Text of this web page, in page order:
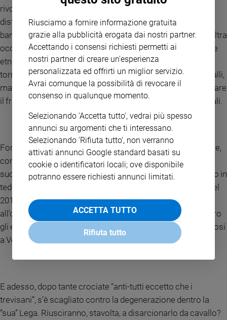
rivoluzione nei confronti dei nomadi, degli zingari. Io ho
distrutto due campi di nomadi a Treviso. Voglio eliminare i
bambini degli zingari che vanno a rubare agli anziani”. E in altra
occasione esternò: “Bisogna pulire le strade da tutte queste
etnie che distruggono il nostro paese... basta islamici, che
tornino ai loro paesi... non voglio vedere consiglieri neri, gialli,
marroni, grigi». E via di questo passo. Evitiamo, infine, di citare
il frasario condito che usò, a più riprese, per gli omosessuali.
Forse, pronunciati nel dialetto veneto, così dolce e musicale,
come ironizzò una volta Marco Paolini, tali aforismi non
suonavano così male. Ma per le Procure, dirle in trevisano o in
tedesco, cambiava poco al loro contenuto razzista. Così nel
2014 lo sceriffo si beccò una condanna per incitamento
all’odio razziale per le frasi razziste da lui pronunciate contro
gli extracomunitari durante un comizio del Carroccio tenutosi
a Venezia il 14 settembre 2008.
E adesso, dopo tante crociate “anti-tutti eccetto che i
trevisani”, s’è scagliato contro la degenerazione dentro la
“sua” Lega. Riusciranno, stavolta, a disarcionarlo da cavallo?
Riusciamo a fornire informazione gratuita
grazie alla pubblicità erogata dai nostri partner.
Accettando i consensi richiesti permetti ai
nostri partner di creare un'esperienza
personalizzata ed offrirti un miglior servizio.
Avrai comunque la possibilità di revocare il
consenso in qualunque momento.
Selezionando 'Accetta tutto', vedrai più spesso
annunci su argomenti che ti interessano.
Selezionando 'Rifiuta tutto', non verranno
attivati annunci Google standard basati su
cookie o identificatori locali; ove disponibile
potranno essere richiesti annunci limitati.
ACCETTA TUTTO
Rifiuta tutto